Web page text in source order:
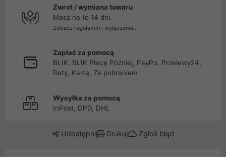
Zwrot / wymiana towaru
Masz na to 14 dni.
Zobacz regulamin i wyłączenia...
Zapłać za pomocą
BLIK, BLIK Płacę Później, PayPo, Przelewy24,
Raty, Kartą, Za pobraniem
Wysyłka za pomocą
InPost, DPD, DHL
Udostępnij Drukuj Zgłoś błąd